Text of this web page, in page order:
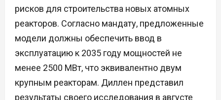
рисков для строительства новых атомных
реакторов. Согласно мандату, предложенные
модели должны обеспечить ввод в
эксплуатацию к 2035 году мощностей не
менее 2500 МВт, что эквивалентно двум
крупным реакторам. Диллен представил
результаты своего исследования в августе